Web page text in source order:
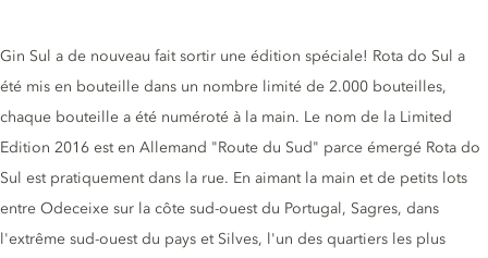
Description du gin
Gin Sul a de nouveau fait sortir une édition spéciale! Rota do Sul a
été mis en bouteille dans un nombre limité de 2.000 bouteilles,
chaque bouteille a été numéroté à la main. Le nom de la Limited
Edition 2016 est en Allemand "Route du Sud" parce émergé Rota do
Sul est pratiquement dans la rue. En aimant la main et de petits lots
entre Odeceixe sur la côte sud-ouest du Portugal, Sagres, dans
l'extrême sud-ouest du pays et Silves, l'un des quartiers les plus